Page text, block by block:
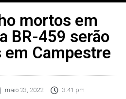
mortos em
BR-459 serão
em Campestre
maio 23, 2022 3:41 pm